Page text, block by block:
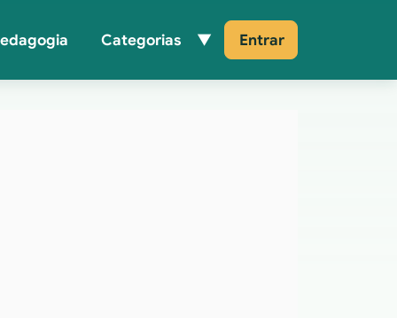
Categorias Entrar